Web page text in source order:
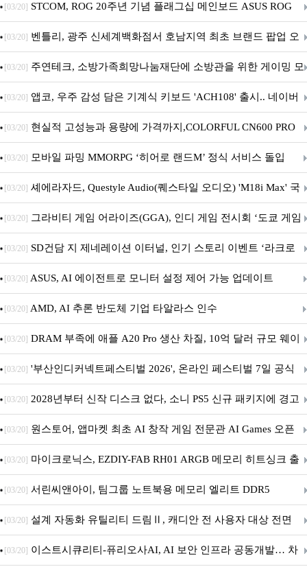
[03/20] STCOM, ROG 20주년 기념 플래그십 메인보드 ASUS ROG
Crosshair X870E EDITION 20 국내 출시 예정
[03/20] 벤틀리, 광주 신세계백화점서 호남지역 최초 브랜드 팝업 오
픈
[03/20] 주연테크, 소방가족희망나눔재단에 소방관을 위한 게이밍 모
니터·스마트 펫 침대 기부
[03/20] 앱코, 우주 감성 담은 기계식 키보드 'ACH108' 출시.. 네이버
브랜드데이 기획전 진행
[03/20] 현실적 고성능과 용량에 가격까지,COLORFUL CN600 PRO
M.2 NVMe 디앤디컴 1TB
[03/20] 모바일 파밍 MMORPG ‘히어로 랜드M’ 정식 서비스 돌입
[03/20] 셰에라자드, Questyle Audio(퀘스타일 오디오) 'M18i Max' 국
내 정식 출시
[03/20] 그라비티 게임 어라이즈(GGA), 인디 게임 전시회 ‘도쿄 게임
던전 13’ 참가!
[03/20] SD건담 지 제네레이션 이터널, 인기 스토리 이벤트 ‘라크로
아의 용사’ 재개최 및 풍성한 기념 이벤트 실시!
[03/20] ASUS, AI 에이전트로 모니터 설정 제어 가능 업데이트
[03/20] AMD, AI 추론 반도체 기업 타알라스 인수
[03/20] DRAM 부족에 애플 A20 Pro 생산 차질, 10억 달러 규모 웨이
퍼 대기
[03/20] '부산인디커넥트페스티벌 2026', 온라인 페스티벌 7일 공식
개막... 22일간 진행
[03/20] 2028년부터 신작 디스크 없다, 소니 PS5 신규 패키지에 경고
문 추가
[03/20] 원스토어, 앱마켓 최초 AI 창작 게임 전문관 AI Games 오픈
[03/20] 마이크로닉스, EZDIY-FAB RH01 ARGB 메모리 히트싱크 출
시
[03/20] 서린씨앤아이, 팀그룹 노트북용 메모리 엘리트 DDR5
5600MHz 16GB 출시
[03/20] 설계 자동화 유틸리티 드림Ⅱ, 캐디안 전 사용자 대상 전면
무상 배포
[03/20] 이스트시큐리티-퓨리오사AI, AI 보안 인프라 공동개발… 차